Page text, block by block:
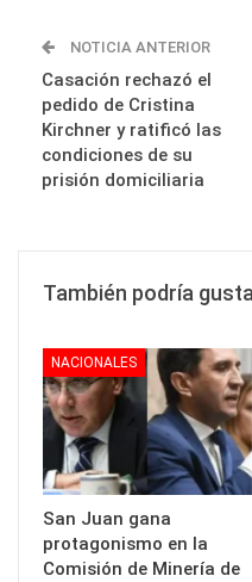
NOTICIA ANTERIOR
Casación rechazó el
pedido de Cristina
Kirchner y ratificó las
condiciones de su
prisión domiciliaria
También podría
NACIONALES
San Juan gana
protagonismo en la
Comisión de Minería de